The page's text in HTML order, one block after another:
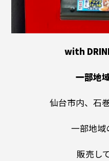
with
一部地
仙台市内、石
一部地域
販売し